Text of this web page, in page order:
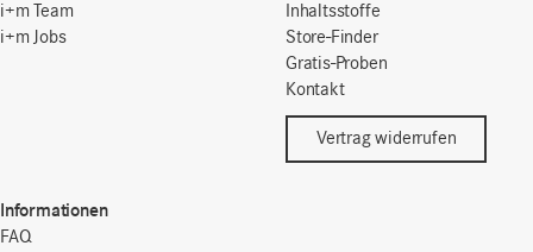
i+m Team
i+m Jobs
Inhaltsstoffe
Store-Finder
Gratis-Proben
Kontakt
Vertrag widerrufen
Informationen
FAQ